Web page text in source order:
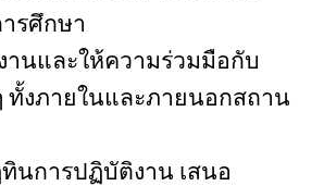
รศึกษา
านและให้ความร่วมมือกับ
ทั้งภายในและภายนอกสถาน
นการปฏิบัติงาน เสนอ